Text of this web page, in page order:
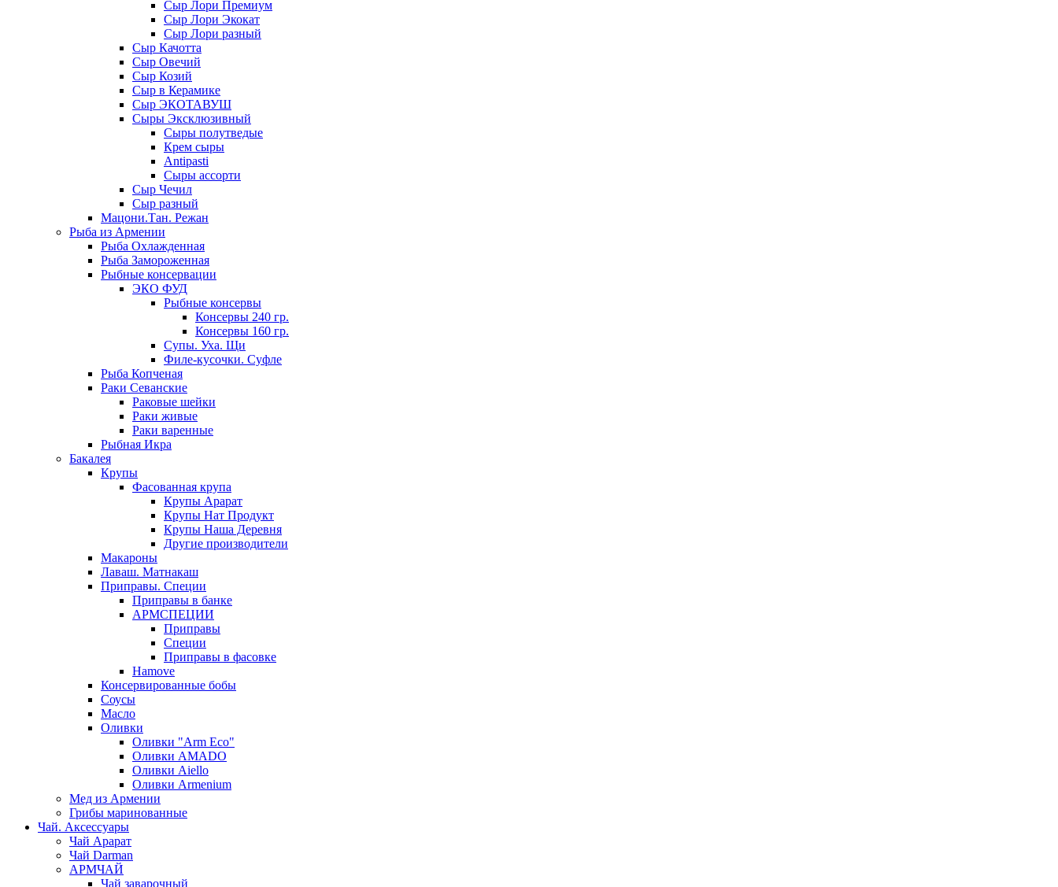
Сыр Лори Премиум
Сыр Лори Экокат
Сыр Лори разный
Сыр Качотта
Сыр Овечий
Сыр Козий
Сыр в Керамике
Сыр ЭКОТАВУШ
Сыры Эксклюзивный
Сыры полутведые
Крем сыры
Antipasti
Сыры ассорти
Сыр Чечил
Сыр разный
Мацони.Тан. Режан
Рыба из Армении
Рыба Охлажденная
Рыба Замороженная
Рыбные консервации
ЭКО ФУД
Рыбные консервы
Консервы 240 гр.
Консервы 160 гр.
Супы. Уха. Щи
Филе-кусочки. Суфле
Рыба Копченая
Раки Севанские
Раковые шейки
Раки живые
Раки варенные
Рыбная Икра
Бакалея
Крупы
Фасованная крупа
Крупы Арарат
Крупы Нат Продукт
Крупы Наша Деревня
Другие производители
Макароны
Лаваш. Матнакаш
Приправы. Специи
Приправы в банке
АРМСПЕЦИИ
Приправы
Специи
Приправы в фасовке
Hamove
Консервированные бобы
Соусы
Масло
Оливки
Оливки "Arm Eco"
Оливки AMADO
Оливки Aiello
Оливки Armenium
Мед из Армении
Грибы маринованные
Чай. Аксессуары
Чай Арарат
Чай Darman
АРМЧАЙ
Чай заварочный